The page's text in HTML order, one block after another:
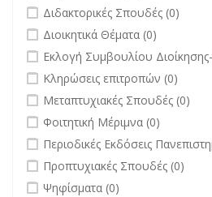
undefined
Διδακτορικές Σπουδές (0)
undefined
Διοικητικά Θέματα (0)
undefined
Εκλογή Συμβουλίου
undefined
Κληρώσεις επιτροπών (0)
undefined
Μεταπτυχιακές Σπουδές (0)
undefined
Φοιτητική Μέριμνα (0)
undefined
Περιοδικές Εκδόσεις
undefined
Προπτυχιακές Σπουδές (0)
undefined
Ψηφίσματα (0)